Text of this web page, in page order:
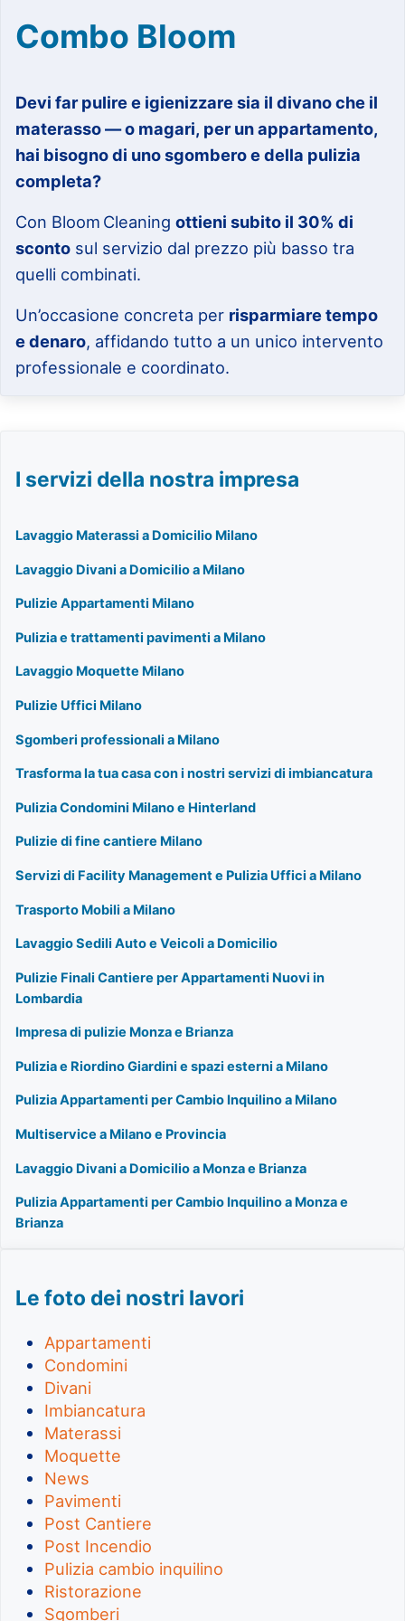
Combo Bloom
Devi far pulire e igienizzare sia il divano che il
materasso — o magari, per un appartamento,
hai bisogno di uno sgombero e della pulizia
completa?
Con Bloom Cleaningottieni subito il 30% di
sconto sul servizio dal prezzo più basso tra
quelli combinati.
Un’occasione concreta per risparmiare tempo
e denaro, affidando tutto a un unico intervento
professionale e coordinato.
I servizi della nostra impresa
Lavaggio Materassi a Domicilio Milano
Lavaggio Divani a Domicilio a Milano
Pulizie Appartamenti Milano
Pulizia e trattamenti pavimenti a Milano
Lavaggio Moquette Milano
Pulizie Uffici Milano
Sgomberi professionali a Milano
Trasforma la tua casa con i nostri servizi di imbiancatura
Pulizia Condomini Milano e Hinterland
Pulizie di fine cantiere Milano
Servizi di Facility Management e Pulizia Uffici a Milano
Trasporto Mobili a Milano
Lavaggio Sedili Auto e Veicoli a Domicilio
Pulizie Finali Cantiere per Appartamenti Nuovi in
Lombardia
Impresa di pulizie Monza e Brianza
Pulizia e Riordino Giardini e spazi esterni a Milano
Pulizia Appartamenti per Cambio Inquilino a Milano
Multiservice a Milano e Provincia
Lavaggio Divani a Domicilio a Monza e Brianza
Pulizia Appartamenti per Cambio Inquilino a Monza e
Brianza
Le foto dei nostri lavori
Appartamenti
Condomini
Divani
Imbiancatura
Materassi
Moquette
News
Pavimenti
Post Cantiere
Post Incendio
Pulizia cambio inquilino
Ristorazione
Sgomberi